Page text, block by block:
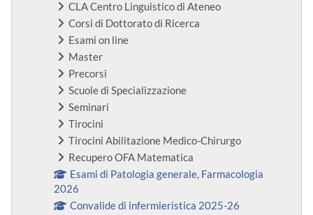
CLA Centro Linguistico di Ateneo
Corsi di Dottorato di Ricerca
Esami on line
Master
Precorsi
Scuole di Specializzazione
Seminari
Tirocini
Tirocini Abilitazione Medico-Chirurgo
Recupero OFA Matematica
Esami di Patologia generale, Farmacologia
2026
Convalide di infermieristica 2025-26